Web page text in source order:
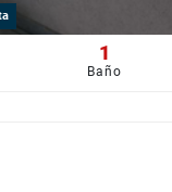
1
Baño